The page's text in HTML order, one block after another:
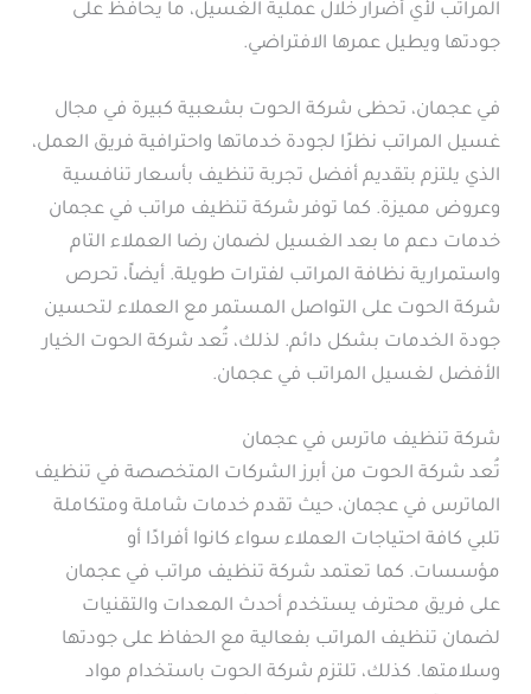
المراتب لأي أضرار خلال عملية الغسيل، ما يحافظ على
جودتها ويطيل عمرها الافتراضي.
في عجمان، تحظى شركة الحوت بشعبية كبيرة في مجال
غسيل المراتب نظرًا لجودة خدماتها واحترافية فريق العمل،
الذي يلتزم بتقديم أفضل تجربة تنظيف بأسعار تنافسية
وعروض مميزة. كما توفر شركة تنظيف مراتب في عجمان
خدمات دعم ما بعد الغسيل لضمان رضا العملاء التام
واستمرارية نظافة المراتب لفترات طويلة. أيضاً، تحرص
شركة الحوت على التواصل المستمر مع العملاء لتحسين
جودة الخدمات بشكل دائم. لذلك، تُعد شركة الحوت الخيار
الأفضل لغسيل المراتب في عجمان.
شركة تنظيف ماترس في عجمان
تُعد شركة الحوت من أبرز الشركات المتخصصة في تنظيف
الماترس في عجمان، حيث تقدم خدمات شاملة ومتكاملة
تلبي كافة احتياجات العملاء سواء كانوا أفرادًا أو
مؤسسات. كما تعتمد شركة تنظيف مراتب في عجمان
على فريق محترف يستخدم أحدث المعدات والتقنيات
لضمان تنظيف المراتب بفعالية مع الحفاظ على جودتها
وسلامتها. كذلك، تلتزم شركة الحوت باستخدام مواد